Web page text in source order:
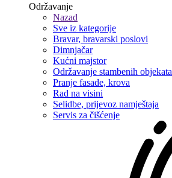
Održavanje
Nazad
Sve iz kategorije
Bravar, bravarski poslovi
Dimnjačar
Kućni majstor
Održavanje stambenih objekata
Pranje fasade, krova
Rad na visini
Selidbe, prijevoz namještaja
Servis za čišćenje